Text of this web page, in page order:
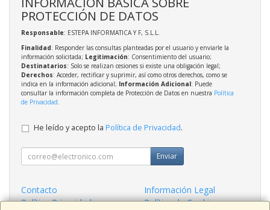
PROTECCIÓN DE DATOS
Responsable: ESTEPA INFORMATICA Y F, S.L.L.
Finalidad: Responder las consultas planteadas por el usuario y enviarle la
información solicitada; Legitimación: Consentimiento del usuario;
Destinatarios: Solo se realizan cesiones si existe una obligación legal;
Derechos: Acceder, rectificar y suprimir, así como otros derechos, como se
indica en la información adicional; Información Adicional: Puede
consultar la información completa de Protección de Datos en nuestra Política
de Privacidad.
He leído y acepto la Política de Privacidad.
Enviar
Contacto
Información Legal
Política Privacidad
Política de Cookies